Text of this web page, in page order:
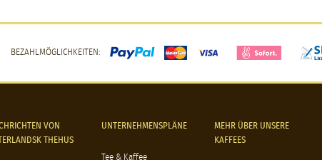
BEZAHLMÖGLICHKEITEN:
VON
THEHUS
UNTERNEHMENSPLÄNE
Tee & Kaffee
MEHR ÜBER UNSERE
KAFFEES